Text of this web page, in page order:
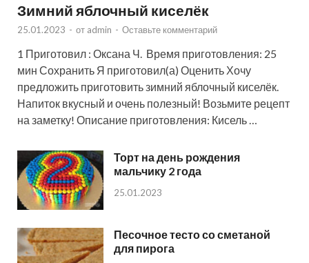
Зимний яблочный киселёк
25.01.2023 - от admin - Оставьте комментарий
1 Приготовил : Оксана Ч. Время приготовления: 25
мин Сохранить Я приготовил(а) Оценить Хочу
предложить приготовить зимний яблочный киселёк.
Напиток вкусный и очень полезный! Возьмите рецепт
на заметку! Описание приготовления: Кисель …
Торт на день рождения
мальчику 2 года
25.01.2023
Песочное тесто со сметаной
для пирога